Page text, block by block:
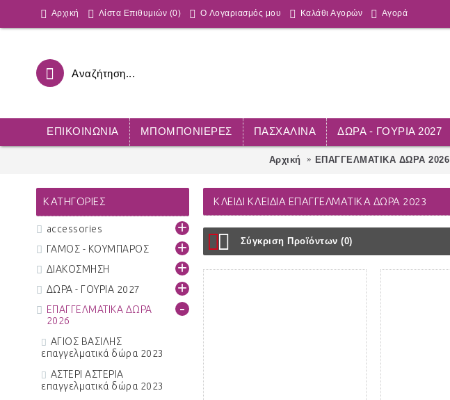
Αρχική Λίστα Επιθυμιών (0) O Λογαριασμός μου Καλάθι Αγορών Αγορά
ΕΠΙΚΟΙΝΩΝΊΑ ΜΠΟΜΠΟΝΙΕΡΕΣ ΠΑΣΧΑΛΙΝΑ ΔΩΡΑ - ΓΟΥΡΙΑ 2027
Αρχική ΕΠΑΓΓΕΛΜΑΤΙΚΑ ΔΩΡΑ 2026
ΚΑΤΗΓΟΡΊΕΣ
accessories +
ΓΑΜΟΣ - ΚΟΥΜΠΑΡΟΣ +
ΔΙΑΚΟΣΜΗΣΗ +
ΔΩΡΑ - ΓΟΥΡΙΑ 2027 +
ΕΠΑΓΓΕΛΜΑΤΙΚΑ ΔΩΡΑ
2026
-
ΑΓΙΟΣ ΒΑΣΙΛΗΣ
επαγγελματικά δώρα 2023
ΑΣΤΕΡΙ ΑΣΤΕΡΙΑ
επαγγελματικά δώρα 2023
ΚΛΕΙΔΙ ΚΛΕΙΔΙΑ ΕΠΑΓΓΕΛΜΑΤΙΚΆ ΔΏΡΑ 2023
Σύγκριση Προϊόντων (0)